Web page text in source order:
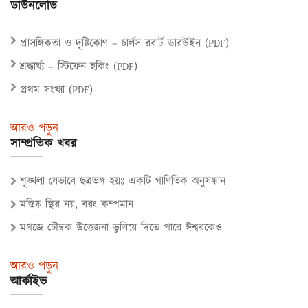
ডাউনলোড
প্রাসঙ্গিকতা ও দৃষ্টিকোণ – চার্লস রবার্ট ডারউইন (PDF)
শ্রদ্ধার্ঘ্য – স্টিফেন হকিং (PDF)
প্রথম সংখ্যা (PDF)
আরও পড়ুন
সাম্প্রতিক খবর
শৃঙ্খলা যেভাবে ছত্রভঙ্গ হয়ঃ একটি গাণিতিক অনুসন্ধান
মস্তিষ্ক স্থির নয়, বরং কম্পমান
মগজে চৌম্বক উত্তেজনা ভুলিয়ে দিতে পারে ঈশ্বরকেও
আরও পড়ুন
আর্কাইভ